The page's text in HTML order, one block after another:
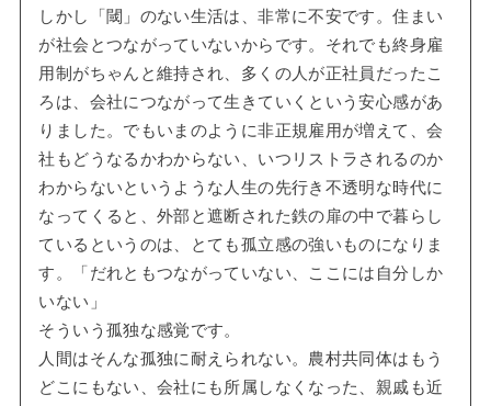
しかし「閾」のない生活は、非常に不安です。住まい
が社会とつながっていないからです。それでも終身雇
用制がちゃんと維持され、多くの人が正社員だったこ
ろは、会社につながって生きていくという安心感があ
りました。でもいまのように非正規雇用が増えて、会
社もどうなるかわからない、いつリストラされるのか
わからないというような人生の先行き不透明な時代に
なってくると、外部と遮断された鉄の扉の中で暮らし
ているというのは、とても孤立感の強いものになりま
す。「だれともつながっていない、ここには自分しか
いない」
そういう孤独な感覚です。
人間はそんな孤独に耐えられない。農村共同体はもう
どこにもない、会社にも所属しなくなった、親戚も近